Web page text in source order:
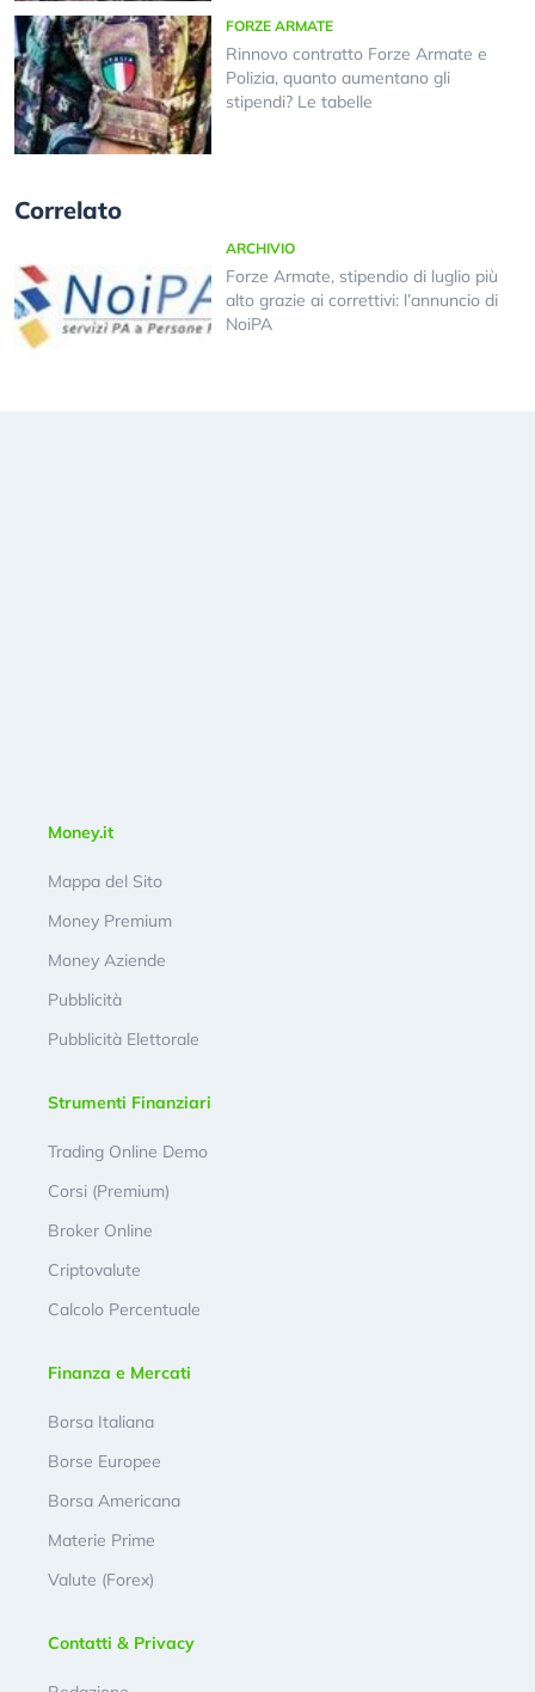
FORZE ARMATE
Rinnovo contratto Forze Armate e
Polizia, quanto aumentano gli
stipendi? Le tabelle
Correlato
ARCHIVIO
Forze Armate, stipendio di luglio più
alto grazie ai correttivi: l’annuncio di
NoiPA
Money.it
Mappa del Sito
Money Premium
Money Aziende
Pubblicità
Pubblicità Elettorale
Strumenti Finanziari
Trading Online Demo
Corsi (Premium)
Broker Online
Criptovalute
Calcolo Percentuale
Finanza e Mercati
Borsa Italiana
Borse Europee
Borsa Americana
Materie Prime
Valute (Forex)
Contatti & Privacy